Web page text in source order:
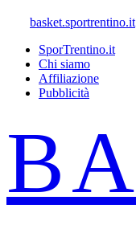
basket.sportrentino.it
SporTrentino.it
Chi siamo
Affiliazione
Pubblicità